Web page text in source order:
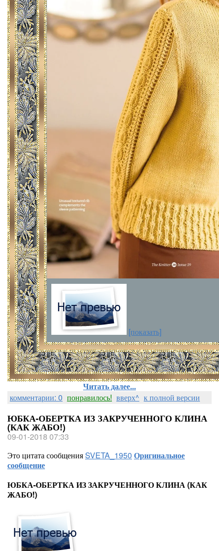
[показать]
Читать далее...
комментарии: 0 понравилось! вверх^ к полной версии
ЮБКА-ОБЕРТКА ИЗ ЗАКРУЧЕННОГО КЛИНА
(КАК ЖАБО!)
09-01-2018 07:33
Это цитата сообщенияSVETA_1950 Оригинальное
сообщение
ЮБКА-ОБЕРТКА ИЗ ЗАКРУЧЕННОГО КЛИНА (КАК
ЖАБО!)